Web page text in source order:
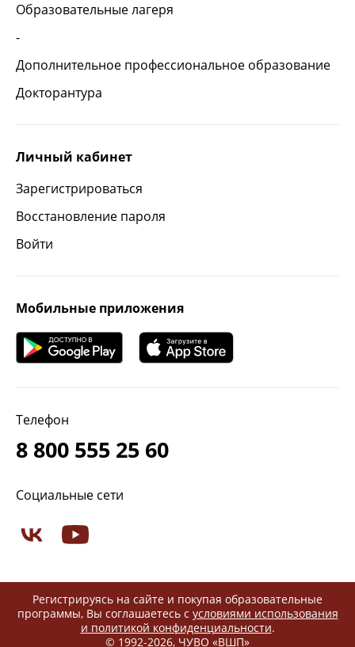
Образовательные лагеря
-
Дополнительное профессиональное образование
Докторантура
Личный кабинет
Зарегистрироваться
Восстановление пароля
Войти
Мобильные приложения
Телефон
8 800 555 25 60
Социальные сети
Регистрируясь на сайте и покупая образовательные
программы, Вы соглашаетесь с условиями использования
и политикой конфиденциальности.
© 1992-2026, ЧУВО «ВШП»